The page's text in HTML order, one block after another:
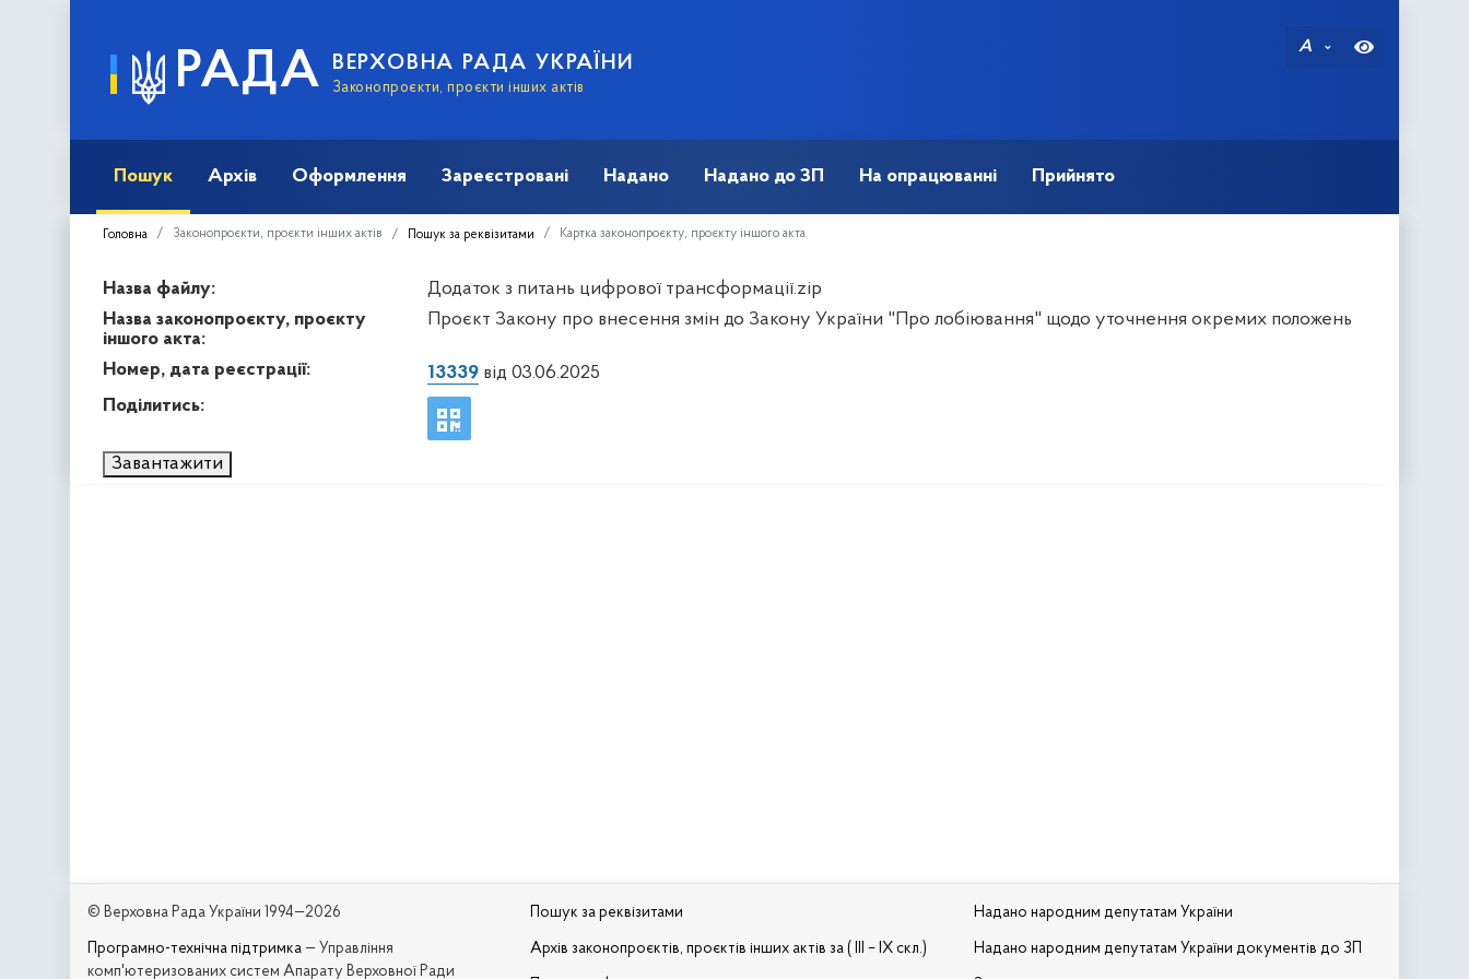
РАДА ВЕРХОВНА РАДА УКРАЇНИ
Законопроєкти, проєкти інших актів
A
Пошук Архів Оформлення Зареєстровані Надано Надано до ЗП На опрацюванні Прийнято
Головна Законопроєкти, проєкти інших актів Пошук за реквізитами Картка законопроєкту, проєкту іншого акта
Назва файлу:
Додаток з питань цифрової трансформації.zip
Назва законопроєкту, проєкту
іншого акта:
Проєкт Закону про внесення змін до Закону України "Про лобіювання" щодо уточнення окремих положень
Номер, дата реєстрації: 13339від 03.06.2025
Поділитись:
Завантажити
© Верховна Рада України 1994—2026
Програмно-технічна підтримка — Управління
комп'ютеризованих систем Апарату Верховної Ради
Пошук за реквізитами
Архів законопроєктів, проєктів інших актів за ( III – IX скл.)
Надано народним депутатам України
Надано народним депутатам України документів до ЗП